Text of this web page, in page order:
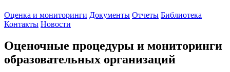
Оценка и мониторинги Документы Отчеты Библиотека
Контакты Новости
Оценочные процедуры и мониторинги
образовательных организаций